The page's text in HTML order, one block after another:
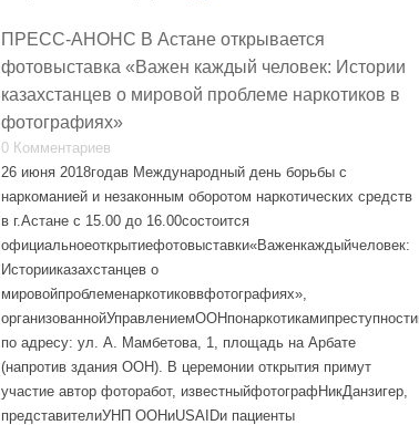
ПРЕСС-АНОНС В Астане открывается
фотовыставка «Важен каждый человек: Истории
казахстанцев о мировой проблеме наркотиков в
фотографиях»
0 Комментариев
26 июня 2018годав Международный день борьбы с
наркоманией и незаконным оборотом наркотических средств
в г.Астане c 15.00 до 16.00состоится
официальноеоткрытиефотовыставки«Важенкаждыйчеловек:
Историиказахстанцев о
мировойпроблеменаркотиковвфотографиях»,
по адресу: ул. А. Мамбетова, 1, площадь на Арбате
(напротив здания ООН). В церемонии открытия примут
участие автор фоторабот, известныйфотографНикДанзигер,
представителиУНП ООНиUSAIDи пациенты